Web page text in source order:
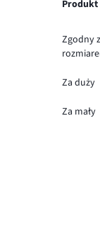
Produkt
Zgodny z
Za duży
Za mały